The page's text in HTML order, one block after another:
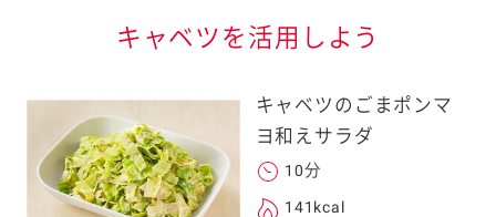
キャベツを活用しよう
キャベツのごまポンマ
ヨ和えサラダ
10分
141kcal